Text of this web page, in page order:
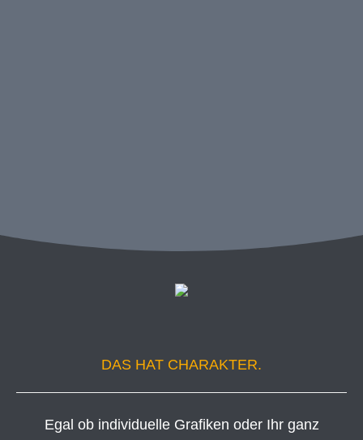
DAS HAT CHARAKTER.
Egal ob individuelle Grafiken oder Ihr ganz